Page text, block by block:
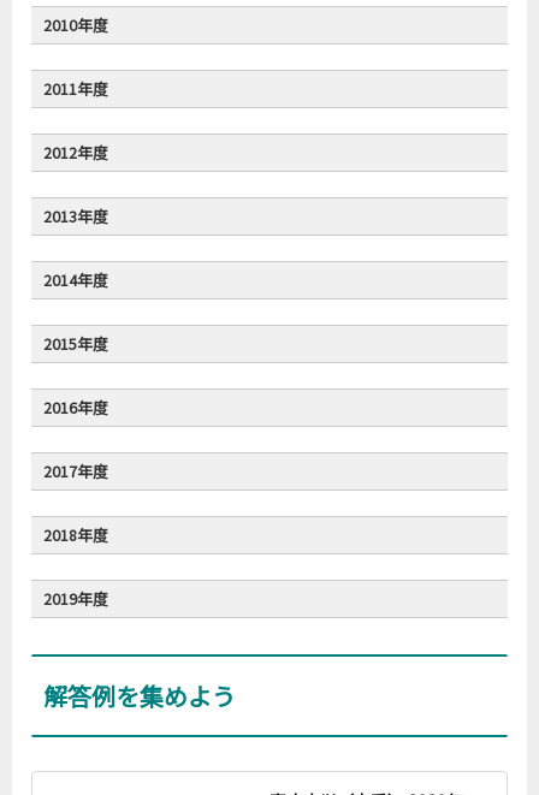
2010年度
2011年度
2012年度
2013年度
2014年度
2015年度
2016年度
2017年度
2018年度
2019年度
解答例を集めよう